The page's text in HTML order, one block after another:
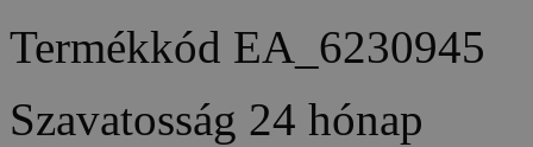
Termékkód EA_6230945
Szavatosság 24 hónap